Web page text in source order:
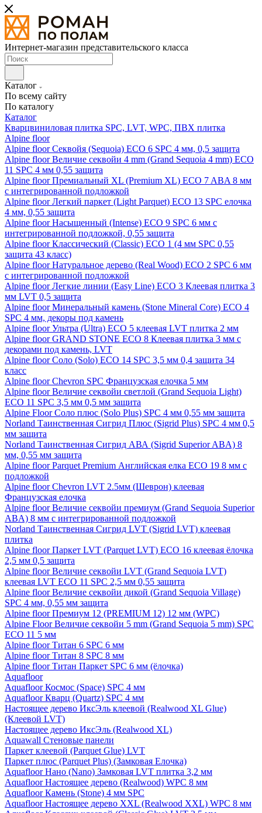
Интернет-магазин представительского класса
Каталог
По всему сайту
По каталогу
Каталог
Кварцвиниловая плитка SPC, LVT, WPC, ПВХ плитка
Alpine floor
Alpine floor Секвойя (Sequoia) ECO 6 SPC 4 мм, 0,5 защита
Alpine floor Величие секвойи 4 mm (Grand Sequoia 4 mm) ECO
11 SPC 4 мм 0,55 защита
Alpine floor Премиальный XL (Premium XL) ECO 7 ABA 8 мм
с интегрированной подложкой
Alpine floor Легкий паркет (Light Parquet) ECO 13 SPC елочка
4 мм, 0,55 защита
Alpine floor Насыщенный (Intense) ECO 9 SPC 6 мм с
интегрированной подложкой, 0,55 защита
Alpine floor Классический (Classic) ECO 1 (4 мм SPC 0,55
защита 43 класс)
Alpine floor Натуральное дерево (Real Wood) ECO 2 SPC 6 мм
с интегрированной подложкой
Alpine floor Легкие линии (Easy Line) ECO 3 Клеевая плитка 3
мм LVT 0,5 защита
Alpine floor Минеральный камень (Stone Mineral Core) ECO 4
SPC 4 мм, декоры под камень
Alpine floor Ультра (Ultra) ECO 5 клеевая LVT плитка 2 мм
Alpine floor GRAND STONE ECO 8 Клеевая плитка 3 мм с
декорами под камень, LVT
Alpine floor Соло (Solo) ECO 14 SPC 3,5 мм 0,4 защита 34
класс
Alpine floor Chevron SPC Французская елочка 5 мм
Alpine floor Величие секвойи светлой (Grand Sequoia Light)
ECO 11 SPC 3,5 мм 0,5 мм защита
Alpine Floor Соло плюс (Solo Plus) SPC 4 мм 0,55 мм защита
Norland Таинственная Сигрид Плюс (Sigrid Plus) SPC 4 мм 0,5
мм защита
Norland Таинственная Сигрид АВА (Sigrid Superior ABA) 8
мм, 0,55 мм защита
Alpine floor Parquet Premium Английская елка ECO 19 8 мм с
подложкой
Alpine floor Chevron LVT 2.5мм (Шеврон) клеевая
Французская елочка
Alpine floor Величие секвойи премиум (Grand Sequoia Superior
ABA) 8 мм с интегрированной подложкой
Norland Таинственная Сигрид LVT (Sigrid LVT) клеевая
плитка
Alpine floor Паркет LVT (Parquet LVT) ECO 16 клеевая ёлочка
2,5 мм 0,5 защита
Alpine floor Величие секвойи LVT (Grand Sequoia LVT)
клеевая LVT ECO 11 SPC 2,5 мм 0,55 защита
Alpine floor Величие секвойи дикой (Grand Sequoia Village)
SPC 4 мм, 0,55 мм защита
Alpine floor Премиум 12 (PREMIUM 12) 12 мм (WPC)
Alpine Floor Величие секвойи 5 mm (Grand Sequoia 5 mm) SPC
ECO 11 5 мм
Alpine floor Титан 6 SPC 6 мм
Alpine floor Титан 8 SPC 8 мм
Alpine floor Титан Паркет SPC 6 мм (ёлочка)
Aquafloor
Aquafloor Космос (Space) SPC 4 мм
Aquafloor Кварц (Quartz) SPC 4 мм
Настоящее дерево ИксЭль клеевой (Realwood XL Glue)
(Клеевой LVT)
Настоящее дерево ИксЭль (Realwood XL)
Aquawall Стеновые панели
Паркет клеевой (Parquet Glue) LVT
Паркет плюс (Parquet Plus) (Замковая Елочка)
Aquafloor Нано (Nano) Замковая LVT плитка 3,2 мм
Aquafloor Настоящее дерево (Realwood) WPC 8 мм
Aquafloor Камень (Stone) 4 мм SPC
Aquafloor Настоящее дерево XXL (Realwood XXL) WPC 8 мм